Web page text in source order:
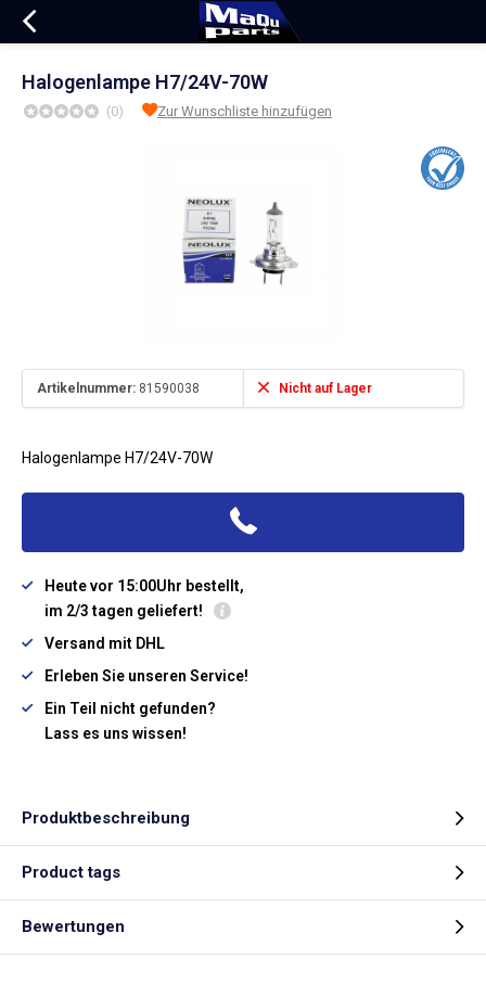
Halogenlampe H7/24V-70W
(0) Zur Wunschliste hinzufügen
Artikelnummer: 81590038 Nicht auf Lager
Halogenlampe H7/24V-70W
Heute vor 15:00Uhr bestellt,
im 2/3 tagen geliefert!
Versand mit DHL
Erleben Sie unseren Service!
Ein Teil nicht gefunden?
Lass es uns wissen!
Produktbeschreibung
Product tags
Bewertungen